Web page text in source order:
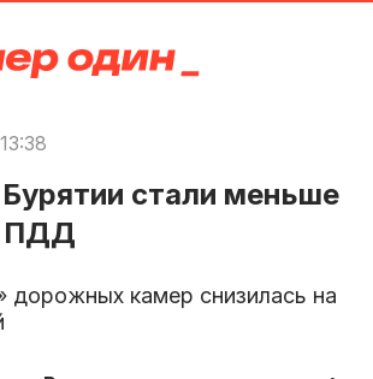
стали меньше
ПДД
дорожных камер снизилась на